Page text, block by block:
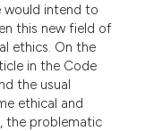
would intend to
this new field of
ethics. On the
in the Code
the usual
ethical and
the problematic